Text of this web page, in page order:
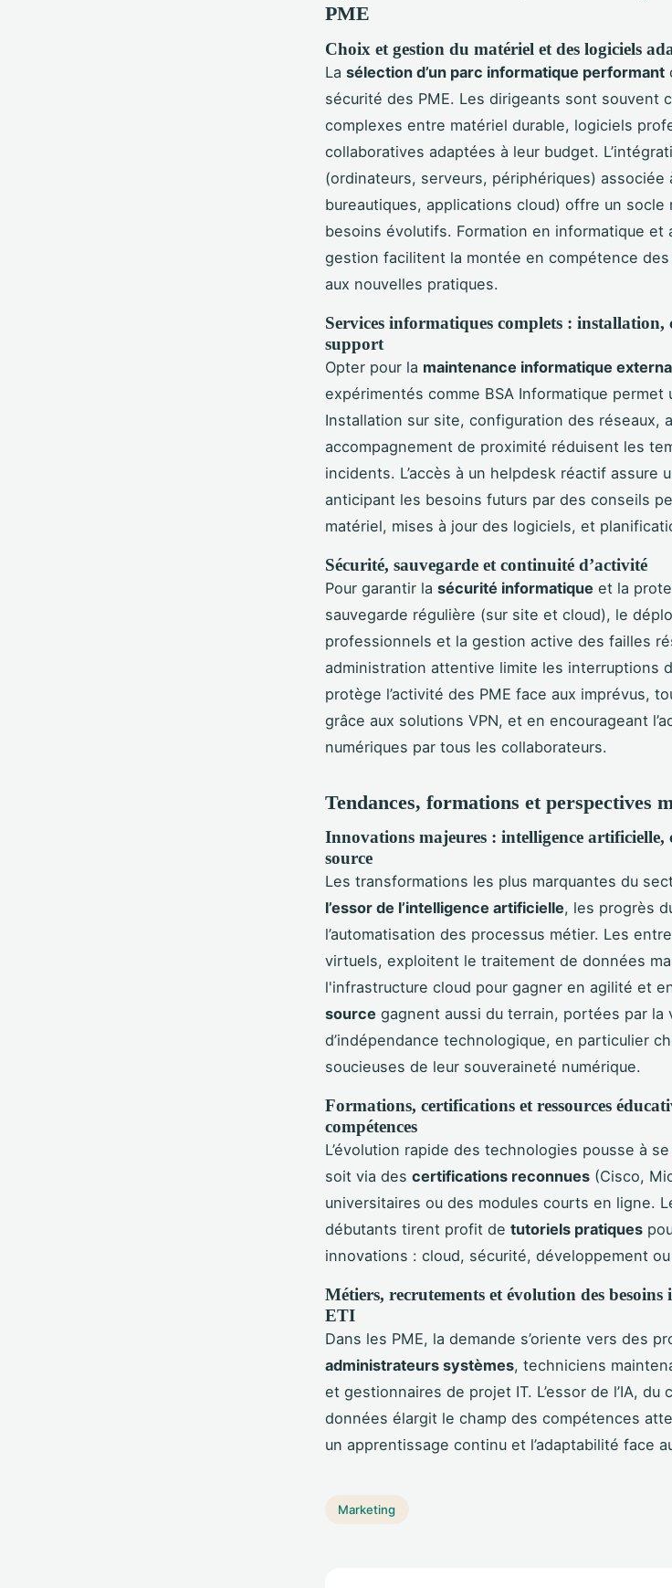
PME
Choix et gestion du matériel et des logiciels
La sélection d’un parc informatique performant
sécurité des PME. Les dirigeants sont souvent
complexes entre matériel durable, logiciels
collaboratives adaptées à leur budget.
(ordinateurs, serveurs, périphériques) associée
bureautiques, applications cloud) offre un
besoins évolutifs. Formation en informatique et
gestion facilitent la montée en compétence des
aux nouvelles pratiques.
Services informatiques complets : installation,
support
Opter pour la maintenance informatique
expérimentés comme BSA Informatique
Installation sur site, configuration des réseaux,
accompagnement de proximité réduisent les
incidents. L’accès à un helpdesk réactif assure
anticipant les besoins futurs par des conseils
matériel, mises à jour des logiciels, et
Sécurité, sauvegarde et continuité d’activité
Pour garantir la sécurité informatique et la
sauvegarde régulière (sur site et cloud), le
professionnels et la gestion active des failles
administration attentive limite les interruptions
protège l’activité des PME face aux imprévus,
grâce aux solutions VPN, et en encourageant
numériques par tous les collaborateurs.
Tendances, formations et perspectives
Innovations majeures : intelligence
source
Les transformations les plus marquantes du
l’essor de l’intelligence artificielle, les progrès
l’automatisation des processus métier. Les
virtuels, exploitent le traitement de données
l'infrastructure cloud pour gagner en agilité et
source gagnent aussi du terrain, portées par
d’indépendance technologique, en particulier
soucieuses de leur souveraineté numérique.
Formations, certifications et ressources
compétences
L’évolution rapide des technologies pousse à
soit via des certifications reconnues (Cisco,
universitaires ou des modules courts en ligne.
débutants tirent profit de tutoriels pratiques
innovations : cloud, sécurité, développement
Métiers, recrutements et évolution des
ETI
Dans les PME, la demande s’oriente vers des
administrateurs systèmes, techniciens
et gestionnaires de projet IT. L’essor de l’IA,
données élargit le champ des compétences
un apprentissage continu et l’adaptabilité face
Marketing